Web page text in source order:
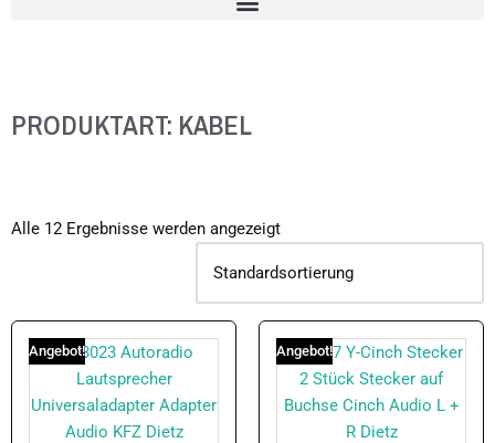
PRODUKTART: KABEL
Alle 12 Ergebnisse werden angezeigt
Angebot! Angebot!